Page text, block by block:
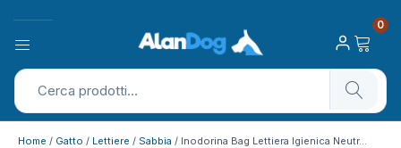
0
Home / Gatto / Lettiere / Sabbia / Inodorina Bag Lettiera Igienica Neutr…